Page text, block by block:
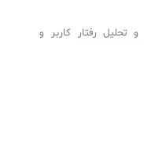
و تحلیل رفتار کاربر و